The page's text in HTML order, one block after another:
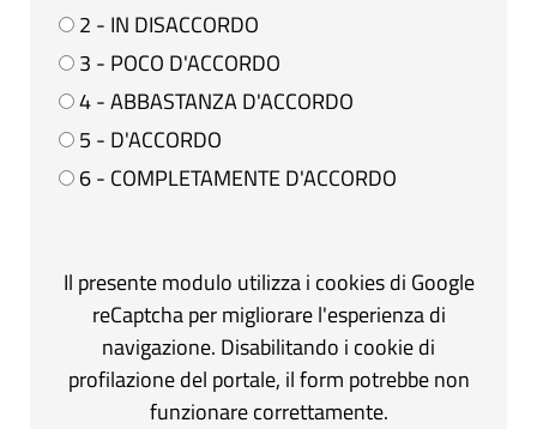
2 - IN DISACCORDO
3 - POCO D'ACCORDO
4 - ABBASTANZA D'ACCORDO
5 - D'ACCORDO
6 - COMPLETAMENTE D'ACCORDO
Il presente modulo utilizza i cookies di Google
reCaptcha per migliorare l'esperienza di
navigazione. Disabilitando i cookie di
profilazione del portale, il form potrebbe non
funzionare correttamente.